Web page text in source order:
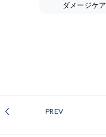
ダメージケア
PREV